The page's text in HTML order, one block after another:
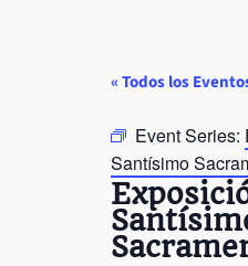
« Todos los
Event Series:
Santísimo